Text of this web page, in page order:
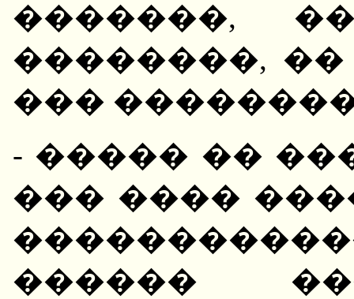
�������,
��������,
���
- ����� ��
��� ����
������